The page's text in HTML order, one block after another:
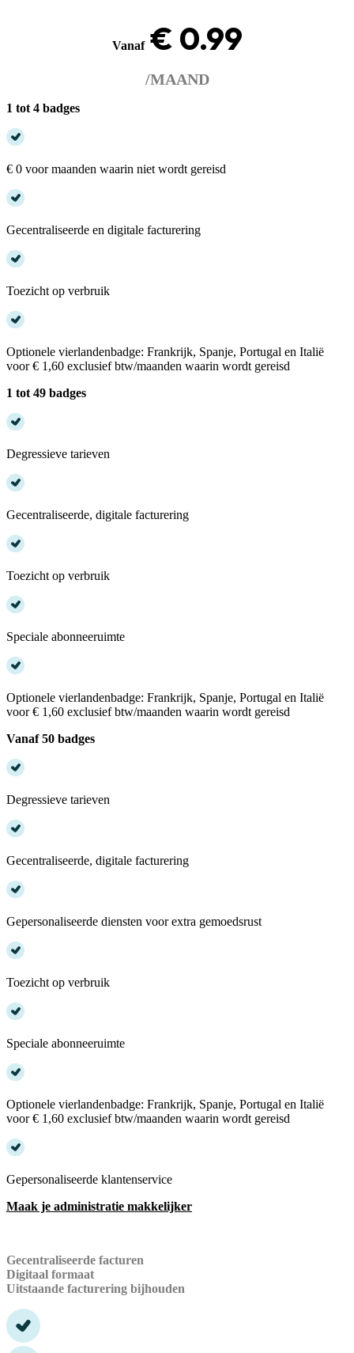
Vanaf€ 0.99
/MAAND
1 tot 4 badges
€ 0 voor maanden waarin niet wordt gereisd
Gecentraliseerde en digitale facturering
Toezicht op verbruik
Optionele vierlandenbadge: Frankrijk, Spanje, Portugal en Italië
voor € 1,60 exclusief btw/maanden waarin wordt gereisd
1 tot 49 badges
Degressieve tarieven
Gecentraliseerde, digitale facturering
Toezicht op verbruik
Speciale abonneeruimte
Optionele vierlandenbadge: Frankrijk, Spanje, Portugal en Italië
voor € 1,60 exclusief btw/maanden waarin wordt gereisd
Vanaf 50 badges
Degressieve tarieven
Gecentraliseerde, digitale facturering
Gepersonaliseerde diensten voor extra gemoedsrust
Toezicht op verbruik
Speciale abonneeruimte
Optionele vierlandenbadge: Frankrijk, Spanje, Portugal en Italië
voor € 1,60 exclusief btw/maanden waarin wordt gereisd
Gepersonaliseerde klantenservice
Maak je administratie makkelijker
Gecentraliseerde facturen
Digitaal formaat
Uitstaande facturering bijhouden